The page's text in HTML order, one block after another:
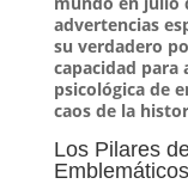
advertencias
su verdadero
capacidad para
psicológica de
caos de la
Los Pilares
Emblemáticos